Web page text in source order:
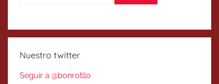
Nuestro twitter
Seguir a @bonrotllo